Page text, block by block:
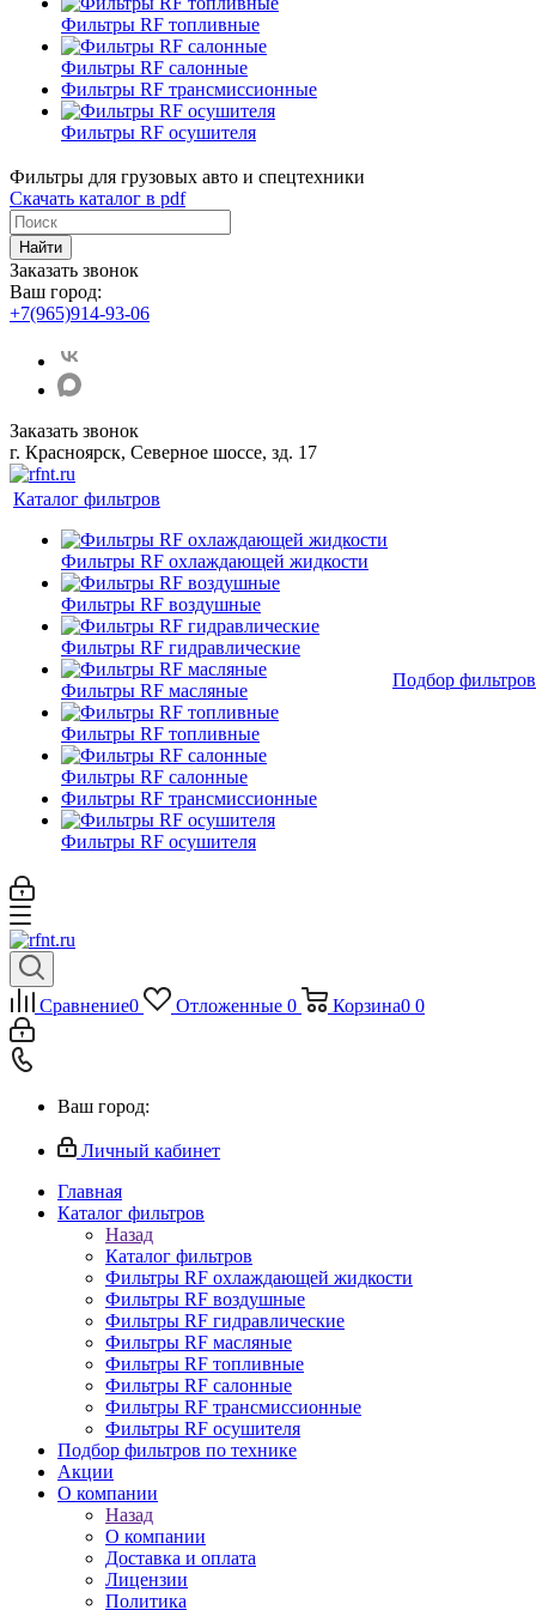
Фильтры RF топливные
Фильтры RF салонные
Фильтры RF трансмиссионные
Фильтры RF осушителя
Фильтры для грузовых авто и спецтехники
Скачать каталог в pdf
Найти
Заказать звонок
Ваш город:
+7(965)914-93-06
Заказать звонок
г. Красноярск, Северное шоссе, зд. 17
Каталог фильтров
Фильтры RF охлаждающей жидкости
Фильтры RF воздушные
Фильтры RF гидравлические
Фильтры RF масляные
Фильтры RF топливные
Фильтры RF салонные
Фильтры RF трансмиссионные
Фильтры RF осушителя
Подбор
Сравнение0 Отложенные 0 Корзина0 0
Ваш город:
Личный кабинет
Главная
Каталог фильтров
Назад
Каталог фильтров
Фильтры RF охлаждающей жидкости
Фильтры RF воздушные
Фильтры RF гидравлические
Фильтры RF масляные
Фильтры RF топливные
Фильтры RF салонные
Фильтры RF трансмиссионные
Фильтры RF осушителя
Подбор фильтров по технике
Акции
О компании
Назад
О компании
Доставка и оплата
Лицензии
Политика